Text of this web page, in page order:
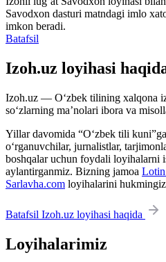
Savodxon dasturi matndagi imlo
imkon beradi.
Batafsil
Izoh.uz loyihasi
Izoh.uz — O‘zbek tilining xalqona
so‘zlarning ma’nolari ibora va
Yillar davomida “O‘zbek tili
o‘rganuvchilar, jurnalistlar,
boshqalar uchun foydali loyihalarni
aylantirganmiz. Bizning jamoa
Sarlavha.com loyihalarini
Batafsil Izoh.uz loyihasi haqida
Loyihalarimiz